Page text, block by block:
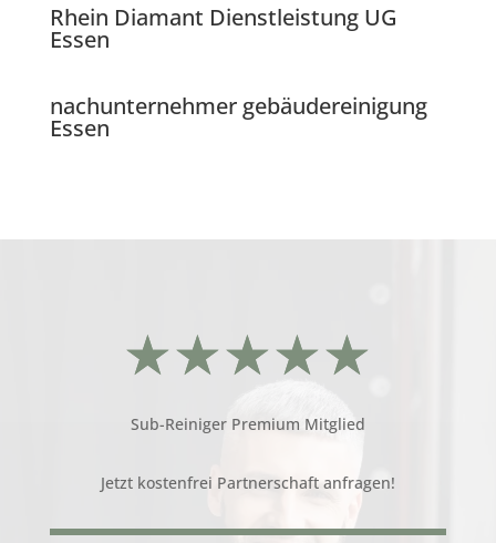
Rhein Diamant Dienstleistung UG
Essen
nachunternehmer gebäudereinigung
Essen
☆☆☆☆☆
Sub-Reiniger Premium Mitglied
Jetzt kostenfrei Partnerschaft anfragen!